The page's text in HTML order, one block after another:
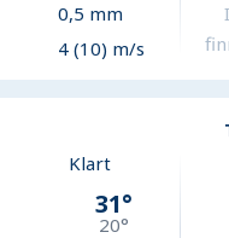
0,5 mm
4 (10) m/s
Klart
31°
20°